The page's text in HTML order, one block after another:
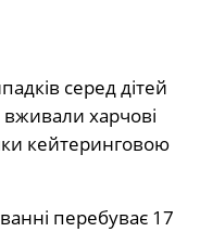
серед дітей
вживали харчові
кейтеринговою
перебуває 17